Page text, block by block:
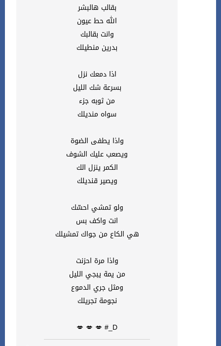
بقالب هالبشر
الله حط عيون
وانت بقالبك
بدرين منطيلك
اذا دمعك نزل
بسرعة شك الليل
من ثوبه جزء
سواه منديلك
واذا يطفى الضوة
ويصعب عليك الشوف
الكمر ينزل الك
ويصير قنديلك
ولو تمشي احسّك
انت واكف بس
هي الكاع من جواك تمشيلك
واذا مرة احزنت
من يمة يبجي الليل
ومثل جري الدموع
نجومة تجريلك
D_# 💋 💋 💋